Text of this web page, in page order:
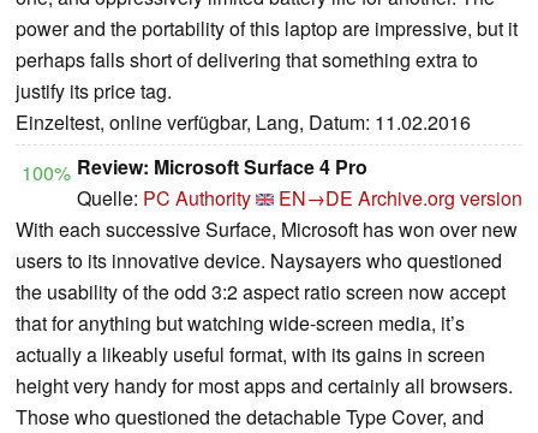
power and the portability of this laptop are impressive, but it
perhaps falls short of delivering that something extra to
justify its price tag.
Einzeltest, online verfügbar, Lang, Datum: 11.02.2016
100% Review: Microsoft Surface 4 Pro
Quelle: PC Authority EN→DE Archive.org version
With each successive Surface, Microsoft has won over new
users to its innovative device. Naysayers who questioned
the usability of the odd 3:2 aspect ratio screen now accept
that for anything but watching wide-screen media, it’s
actually a likeably useful format, with its gains in screen
height very handy for most apps and certainly all browsers.
Those who questioned the detachable Type Cover, and